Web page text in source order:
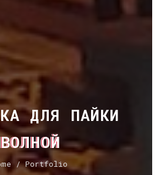
ДЛЯ ПАЙКИ
ВОЛНОЙ
/ Portfolio